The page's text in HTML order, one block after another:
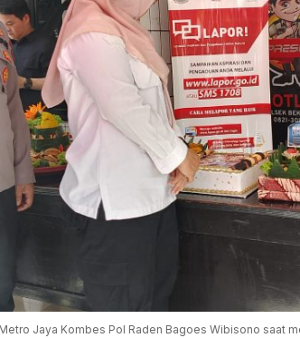
Jaya Kombes Pol Raden Bagoes Wibisono saat